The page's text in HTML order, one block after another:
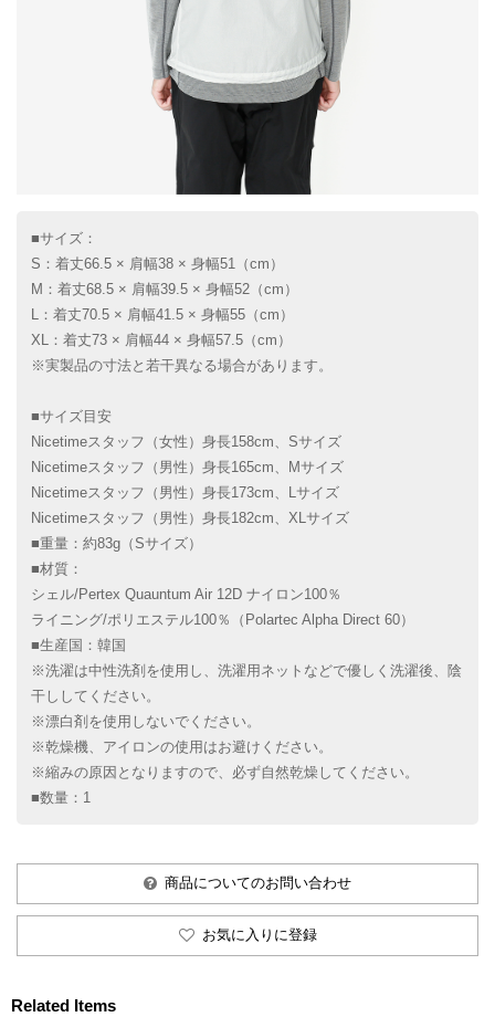
■サイズ：
S：着丈66.5 × 肩幅38 × 身幅51（cm）
M：着丈68.5 × 肩幅39.5 × 身幅52（cm）
L：着丈70.5 × 肩幅41.5 × 身幅55（cm）
XL：着丈73 × 肩幅44 × 身幅57.5（cm）
※実製品の寸法と若干異なる場合があります。
■サイズ目安
Nicetimeスタッフ（女性）身長158cm、Sサイズ
Nicetimeスタッフ（男性）身長165cm、Mサイズ
Nicetimeスタッフ（男性）身長173cm、Lサイズ
Nicetimeスタッフ（男性）身長182cm、XLサイズ
■重量：約83g（Sサイズ）
■材質：
シェル/Pertex Quauntum Air 12D ナイロン100％
ライニング/ポリエステル100％（Polartec Alpha Direct 60）
■生産国：韓国
※洗濯は中性洗剤を使用し、洗濯用ネットなどで優しく洗濯後、陰
干ししてください。
※漂白剤を使用しないでください。
※乾燥機、アイロンの使用はお避けください。
※縮みの原因となりますので、必ず自然乾燥してください。
■数量：1
商品についてのお問い合わせ
お気に入りに登録
Related Items